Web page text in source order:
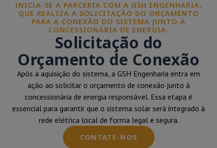
INICIA-SE A PARCERIA COM A GSH ENGENHARIA,
QUE REALIZA A SOLICITAÇÃO DO ORÇAMENTO
PARA A CONEXÃO DO SISTEMA JUNTO À
CONCESSIONÁRIA DE ENERGIA.
Solicitação do
Orçamento de Conexão
Após a aquisição do sistema, a GSH Engenharia entra em
ação ao solicitar o orçamento de conexão junto à
concessionária de energia responsável. Essa etapa é
essencial para garantir que o sistema solar será integrado à
rede elétrica local de forma legal e segura.
CONTATE-NOS